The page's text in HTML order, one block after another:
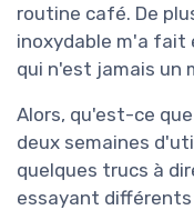
routine café. De
inoxydable m'a fait
qui n'est jamais un
Alors, qu'est-ce
deux semaines
quelques trucs à
essayant